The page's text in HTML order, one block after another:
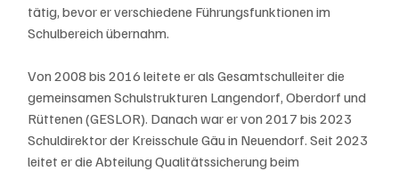
tätig, bevor er verschiedene Führungsfunktionen im
Schulbereich übernahm.
Von 2008 bis 2016 leitete er als Gesamtschulleiter die
gemeinsamen Schulstrukturen Langendorf, Oberdorf und
Rüttenen (GESLOR). Danach war er von 2017 bis 2023
Schuldirektor der Kreisschule Gäu in Neuendorf. Seit 2023
leitet er die Abteilung Qualitätssicherung beim